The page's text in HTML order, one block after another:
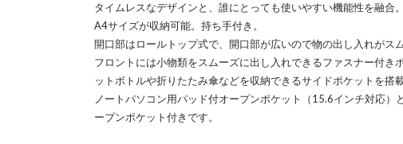
タイムレスなデザインと、誰にとっても使いやすい機能性を融合。
A4サイズが収納可能。持ち手付き。
開口部はロールトップ式で、開口部が広いので物の出し入れがスム
フロントには小物類をスムーズに出し入れできるファスナー付き
ットボトルや折りたたみ傘などを収納できるサイドポケットを搭載
ノートパソコン用パッド付オープンポケット（15.6インチ対応）
ープンポケット付きです。